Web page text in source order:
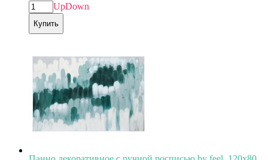
UpDown
Купить